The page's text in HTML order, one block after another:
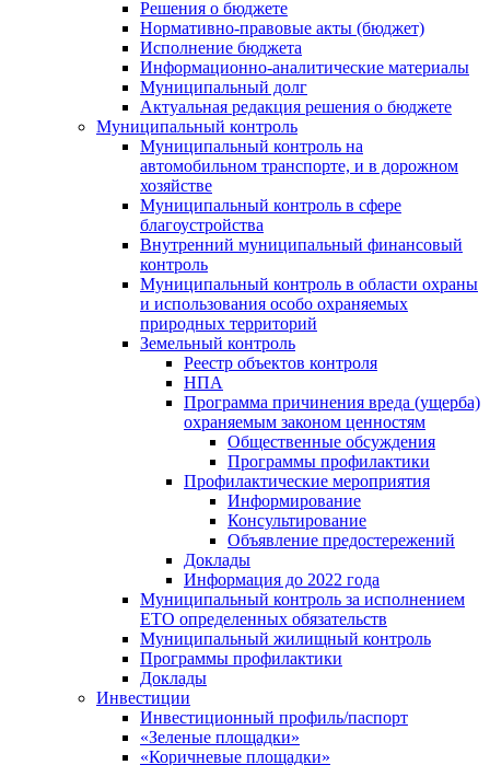
Решения о бюджете
Нормативно-правовые акты (бюджет)
Исполнение бюджета
Информационно-аналитические материалы
Муниципальный долг
Актуальная редакция решения о бюджете
Муниципальный контроль
Муниципальный контроль на
автомобильном транспорте, и в дорожном
хозяйстве
Муниципальный контроль в сфере
благоустройства
Внутренний муниципальный финансовый
контроль
Муниципальный контроль в области охраны
и использования особо охраняемых
природных территорий
Земельный контроль
Реестр объектов контроля
НПА
Программа причинения вреда (ущерба)
охраняемым законом ценностям
Общественные обсуждения
Программы профилактики
Профилактические мероприятия
Информирование
Консультирование
Объявление предостережений
Доклады
Информация до 2022 года
Муниципальный контроль за исполнением
ЕТО определенных обязательств
Муниципальный жилищный контроль
Программы профилактики
Доклады
Инвестиции
Инвестиционный профиль/паспорт
«Зеленые площадки»
«Коричневые площадки»